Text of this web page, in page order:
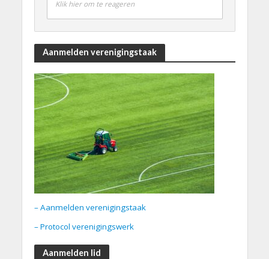
Klik hier om te reageren
Aanmelden verenigingstaak
– Aanmelden verenigingstaak
– Protocol verenigingswerk
Aanmelden lid